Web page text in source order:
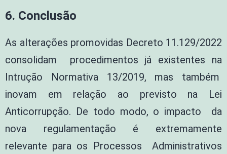
6. Conclusão
As alterações promovidas Decreto 11.129/2022
consolidam procedimentos já existentes na
Intrução Normativa 13/2019, mas também
inovam em relação ao previsto na Lei
Anticorrupção. De todo modo, o impacto da
nova regulamentação é extremamente
relevante para os Processos Administrativos